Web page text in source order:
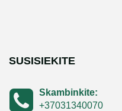
SUSISIEKITE
Skambinkite:
+37031340070